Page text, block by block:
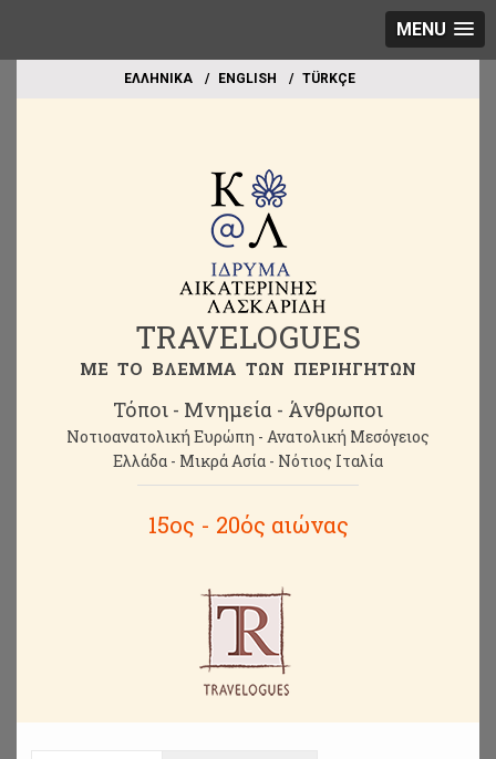
MENU
EΛΛΗΝΙΚΑ ΕΝGLISH TÜRKÇE
TRAVELOGUES
ME TO BΛΕΜΜΑ ΤΩΝ ΠΕΡΙΗΓΗΤΩΝ
Τόποι - Μνημεία - Άνθρωποι
Νοτιοανατολική Ευρώπη - Ανατολική Μεσόγειος
Ελλάδα - Μικρά Ασία - Νότιος Ιταλία
15ος - 20ός αιώνας